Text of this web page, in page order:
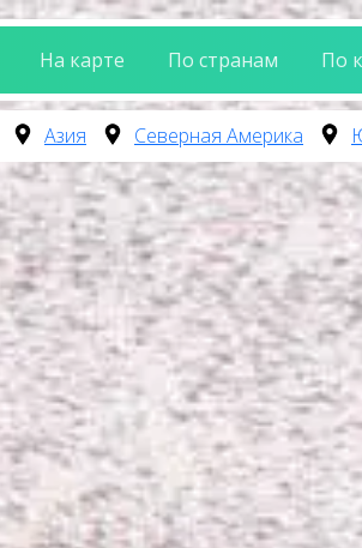
На карте По странам По
Азия Северная Америка